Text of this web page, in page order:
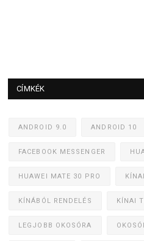
CÍMKÉK
ANDROID 9.0 ANDROID 10
FACEBOOK MESSENGER
HUAWEI MATE 30 PRO
KÍNÁBÓL RENDELÉS KÍNAI
LEGJOBB OKOSÓRA